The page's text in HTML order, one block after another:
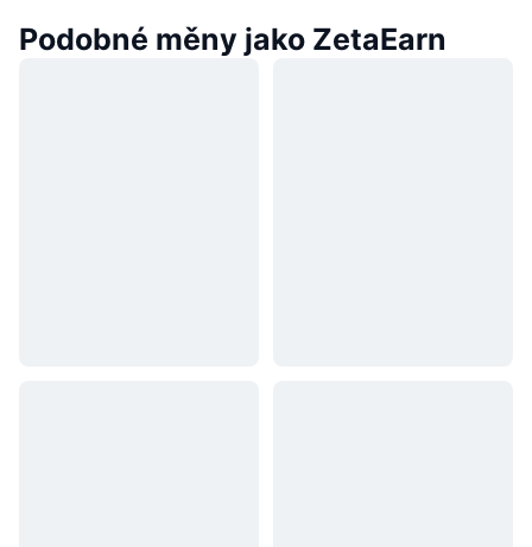
Podobné měny jako ZetaEarn